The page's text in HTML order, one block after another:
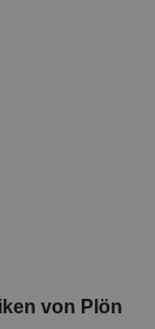
von Plön